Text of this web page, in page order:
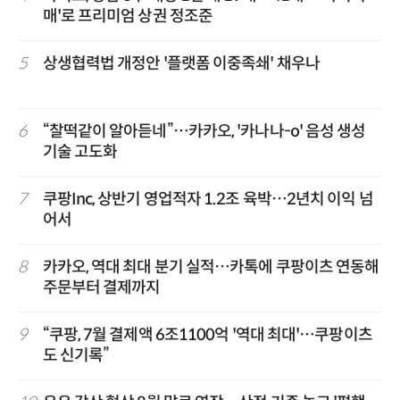
매'로 프리미엄 상권 정조준
5 상생협력법 개정안 '플랫폼 이중족쇄' 채우나
6
“찰떡같이 알아듣네”…카카오, '카나나-o' 음성 생성
기술 고도화
7
쿠팡Inc, 상반기 영업적자 1.2조 육박…2년치 이익 넘
어서
8
카카오, 역대 최대 분기 실적…카톡에 쿠팡이츠 연동해
주문부터 결제까지
9
“쿠팡, 7월 결제액 6조1100억 '역대 최대'…쿠팡이츠
도 신기록”